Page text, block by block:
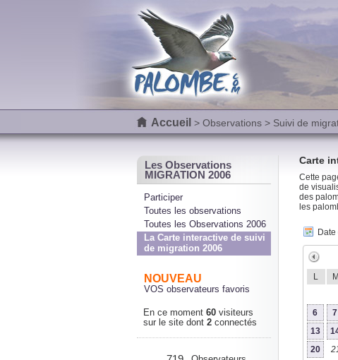
Accueil > Observations> Suivi de
Les Observations
MIGRATION 2006
Participer
Toutes les observations
Toutes les Observations 2006
La Carte interactive de suivi
de migration 2006
NOUVEAU
VOS observateurs favoris
En ce moment 60visiteurs
sur le site dont 2connectés
Carte
Cette
de
des
les
L
M
6
7
13
20